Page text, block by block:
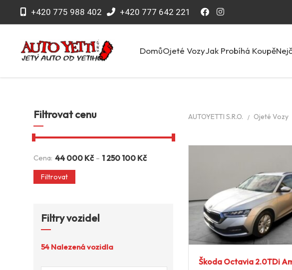
+420 775 988 402 +420 777 642 221
DomůOjeté VozyJak Probíhá Koupě
Filtrovat cenu
Cena: 44 000 Kč - 1 250 100 Kč
Filtrovat
Filtry vozidel
54 Nalezená vozidla
AUTOYETTI S.R.O. Ojeté Vozy
Škoda Octavia 2.0TDi